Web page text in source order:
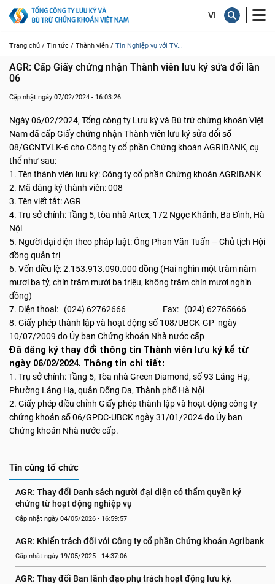
Trang chủ / Tin tức / Thành viên / Tin Nghiệp vụ với TV...
AGR: Cấp Giấy chứng nhận Thành viên lưu ký sửa đổi lần
06
Cập nhật ngày 07/02/2024 - 16:03:26
Ngày 06/02/2024, Tổng công ty Lưu ký và Bù trừ chứng khoán Việt
Nam đã cấp Giấy chứng nhận Thành viên lưu ký sửa đổi số
08/GCNTVLK-6 cho Công ty cổ phần Chứng khoán AGRIBANK, cụ
thể như sau:
1. Tên thành viên lưu ký: Công ty cổ phần Chứng khoán AGRIBANK
2. Mã đăng ký thành viên: 008
3. Tên viết tắt: AGR
4. Trụ sở chính: Tầng 5, tòa nhà Artex, 172 Ngọc Khánh, Ba Đình, Hà
Nội
5. Người đại diện theo pháp luật: Ông Phan Văn Tuấn – Chủ tịch Hội
đồng quản trị
6. Vốn điều lệ: 2.153.913.090.000 đồng (Hai nghìn một trăm năm
mươi ba tỷ, chín trăm mười ba triệu, không trăm chín mươi nghìn
đồng)
7. Điện thoại: (024) 62762666 Fax: (024) 62765666
8. Giấy phép thành lập và hoạt động số 108/UBCK-GP ngày
10/07/2009 do Ủy ban Chứng khoán Nhà nước cấp
Đã đăng ký thay đổi thông tin Thành viên lưu ký kể từ
ngày 06/02/2024. Thông tin chi tiết:
1. Trụ sở chính: Tầng 5, Tòa nhà Green Diamond, số 93 Láng Hạ,
Phường Láng Hạ, quận Đống Đa, Thành phố Hà Nội
2. Giấy phép điều chỉnh Giấy phép thành lập và hoạt động công ty
chứng khoán số 06/GPĐC-UBCK ngày 31/01/2024 do Ủy ban
Chứng khoán Nhà nước cấp.
Tin cùng tổ chức
AGR: Thay đổi Danh sách người đại diện có thẩm quyền ký
chứng từ hoạt động nghiệp vụ
Cập nhật ngày 04/05/2026 - 16:59:57
AGR: Khiển trách đối với Công ty cổ phần Chứng khoán Agribank
Cập nhật ngày 19/05/2025 - 14:37:06
AGR: Thay đổi Ban lãnh đạo phụ trách hoạt động lưu ký.